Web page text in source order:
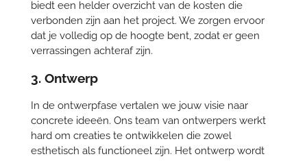
biedt een helder overzicht van de kosten die
verbonden zijn aan het project. We zorgen ervoor
dat je volledig op de hoogte bent, zodat er geen
verrassingen achteraf zijn.
3. Ontwerp
In de ontwerpfase vertalen we jouw visie naar
concrete ideeën. Ons team van ontwerpers werkt
hard om creaties te ontwikkelen die zowel
esthetisch als functioneel zijn. Het ontwerp wordt